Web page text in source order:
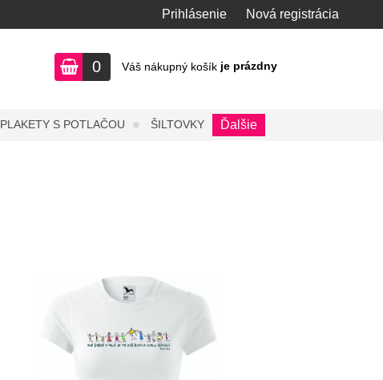
Prihlásenie Nová registrácia
0 Váš nákupný košík je prázdny
PLAKETY S POTLAČOU ŠILTOVKY Ďalšie